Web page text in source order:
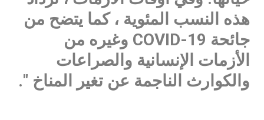
هذه النسب المئوية ، كما يتضح من
جائحة COVID-19 وغيره من
الأزمات الإنسانية والصراعات
والكوارث الناجمة عن تغير المناخ ".